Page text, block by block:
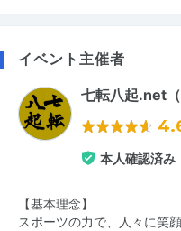
イベント主催者
七転八起.net
本人確認済み
【基本理念】
スポーツの力で、人々に笑